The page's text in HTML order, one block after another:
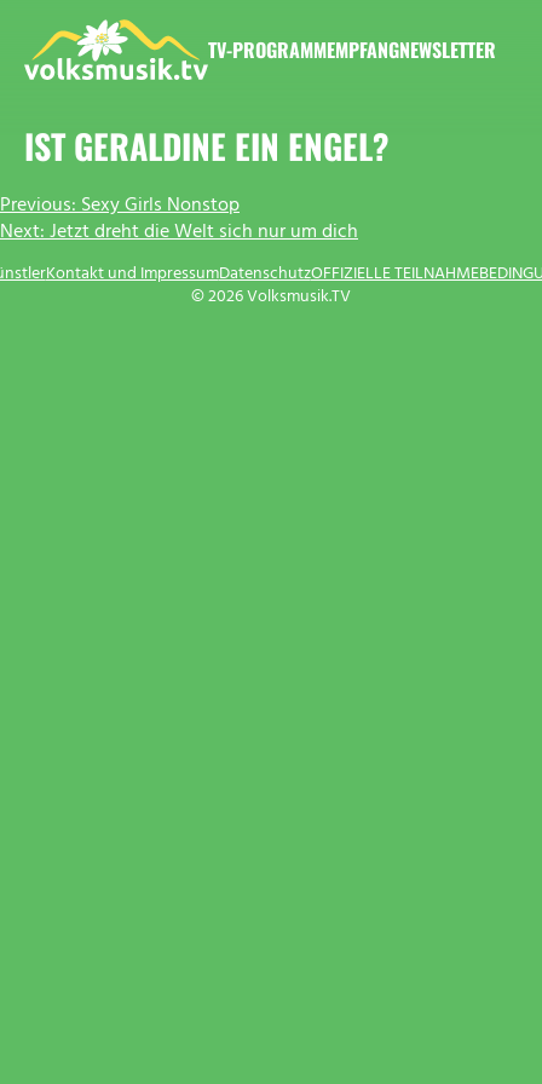
Inhalt
springen
TV-PROGRAMMEMPFANGNEWSLETTER
IST GERALDINE EIN ENGEL?
BEITRAGSNAVIGATION
Previous:Sexy Girls Nonstop
Next:Jetzt dreht die Welt sich nur um dich
© 2026 Volksmusik.TV
Kontakt und ImpressumDatenschutzOFFIZIELLE